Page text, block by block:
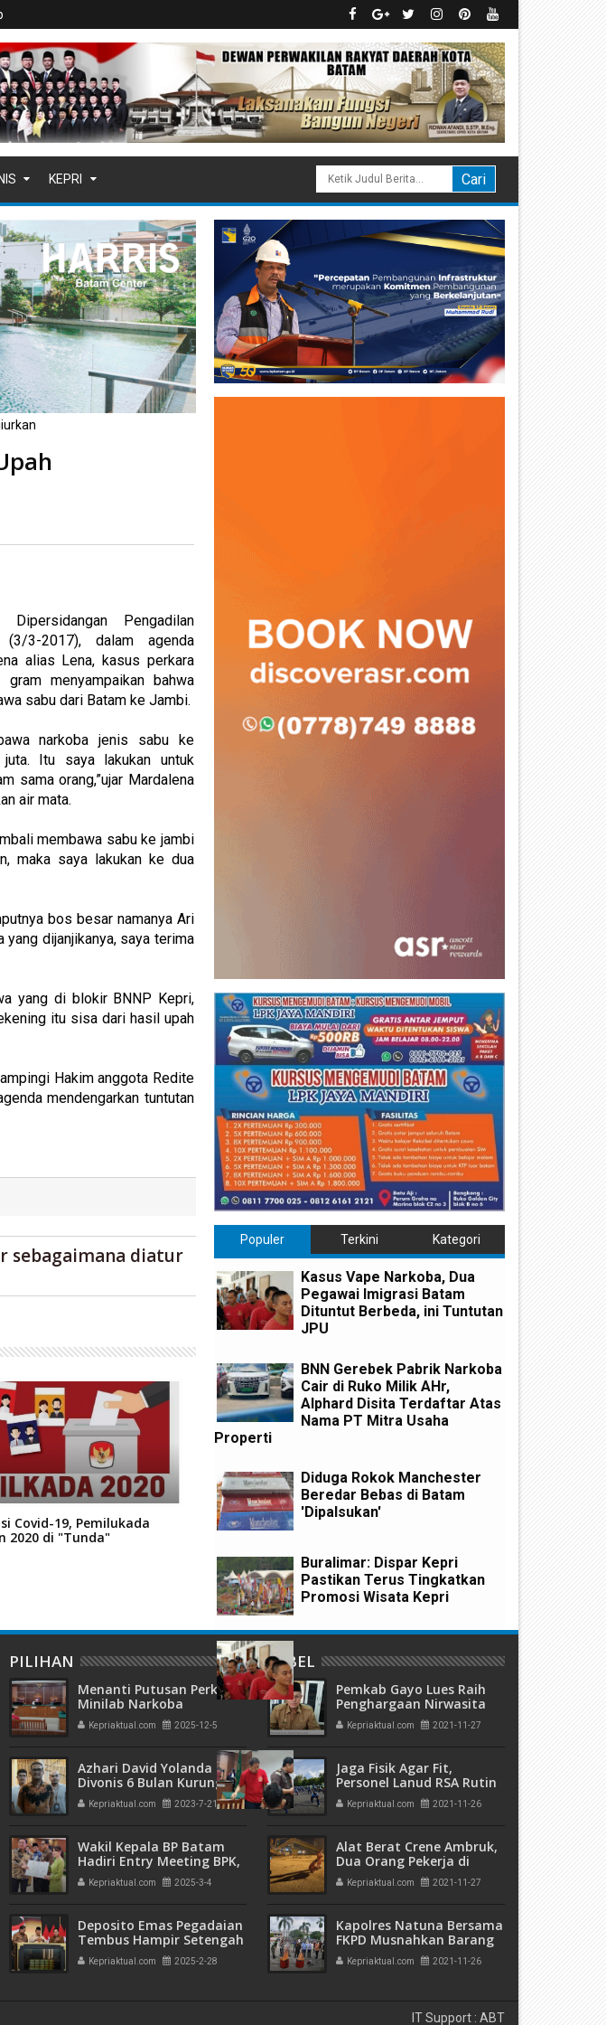
KEPRI
Dipersidangan Pengadilan
3-2017), dalam agenda
alias Lena, kasus perkara
menyampaikan bahwa
sabu dari Batam ke Jambi.
narkoba jenis sabu ke
Itu saya lakukan untuk
sama orang,”ujar Mardalena
air mata.
membawa sabu ke jambi
maka saya lakukan ke dua
bos besar namanya Ari
yang dijanjikanya, saya terima
yang di blokir BNNP Kepri,
itu sisa dari hasil upah
Hakim anggota Redite
mendengarkan tuntutan
sebagaimana diatur
Covid-19, Pemilukada
2020 di "Tunda"
Cegah Penyebaran Covid-19,
Populer Terkini Kategori
Kasus Vape Narkoba, Dua
Pegawai Imigrasi Batam
Dituntut Berbeda, ini Tuntutan
JPU
BNN Gerebek Pabrik Narkoba
Cair di Ruko Milik AHr,
Alphard Disita Terdaftar Atas
Nama PT Mitra Usaha
Properti
Diduga Rokok Manchester
Beredar Bebas di Batam
'Dipalsukan'
Buralimar: Dispar Kepri
Pastikan Terus Tingkatkan
Promosi Wisata Kepri
Terdakwa Berbeda - Beda,
Fahrurazi Muazamsyah 8
Bulan, Azzah Azzurah dan
Risma Divonis 2 Tahun 6 Bulan
Kuasai 303 Hektare Hutan
Rempang, Hakim PN Batam
Vonis 6 Bulan Penjara
Terdakwa Hanjaya
PILIHAN
Menanti Putusan Perkara
Minilab Narkoba
Terdakwa Touzen
"Loloskah dari Hukuman
Seumur Hidup atau Mati"
Kepriaktual.com 2025-12-5
Azhari David Yolanda
Divonis 6 Bulan Kurungan
dan Rehabilitasi 10 Bulan
Kepriaktual.com 2023-7-21
Wakil Kepala BP Batam
Hadiri Entry Meeting BPK,
Komitmen Wujudkan
Pengelolaan Keuangan
Akuntabel
Kepriaktual.com 2025-3-4
Deposito Emas Pegadaian
Tembus Hampir Setengah
Ton, Sehari Setelah
Presiden Resmikan Bank
Kepriaktual.com 2025-2-28
LABEL
Pemkab Gayo Lues Raih
Penghargaan Nirwasita
Tantra Award Tahun 2020
dari KLHK RI
Kepriaktual.com 2021-11-27
Jaga Fisik Agar Fit,
Personel Lanud RSA Rutin
Olahraga
Kepriaktual.com 2021-11-26
Alat Berat Crene Ambruk,
Dua Orang Pekerja di
Galangan Kapal Pax
Ocean Dikabarkan
Kepriaktual.com 2021-11-27
Kapolres Natuna Bersama
FKPD Musnahkan Barang
Bukti Berkekuatan Hukum
di Kantor Kejaksaan
Kepriaktual.com 2021-11-26
IT Support : ABT